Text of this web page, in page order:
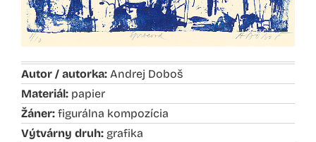
Autor / autorka: Andrej Doboš
Materiál: papier
Žáner: figurálna kompozícia
Výtvárny druh: grafika